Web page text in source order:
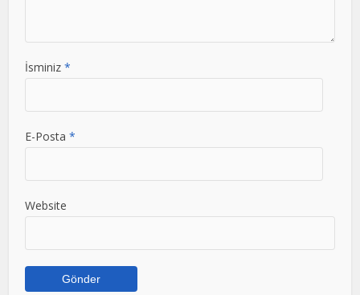
İsminiz *
E-Posta *
Website